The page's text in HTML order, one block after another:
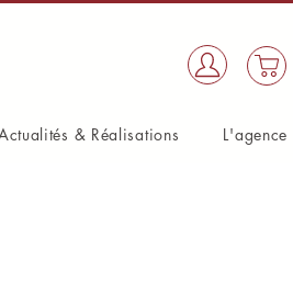
& Réalisations L'agence